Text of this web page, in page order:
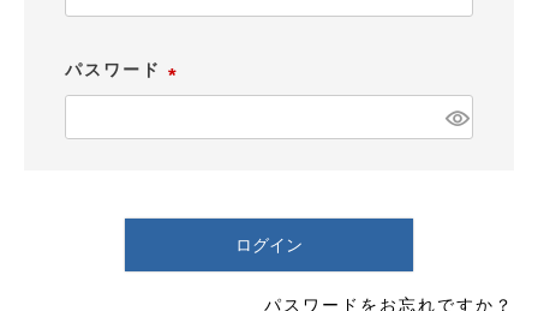
必
パスワード
必
ログイン
パスワードをお忘れですか？